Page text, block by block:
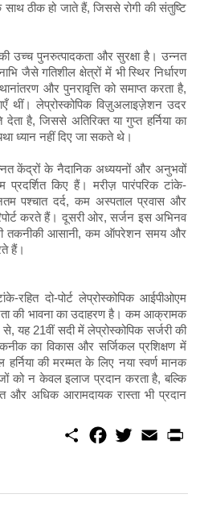
ठीक हो जाते हैं, जिससे रोगी की संतुष्टि
उच्च पुनरुत्पादकता और सुरक्षा है। उन्नत
जैसे गतिशील क्षेत्रों में भी स्थिर निर्धारण
और पुनरावृत्ति को समाप्त करता है,
थीं। लेप्रोस्कोपिक विज़ुअलाइज़ेशन उदर
है, जिससे अतिरिक्त या गुप्त हर्निया का
ध्यान नहीं दिए जा सकते थे।
केंद्रों के नैदानिक ​​अध्ययनों और अनुभवों
किए हैं। मरीज़ पारंपरिक टांके-
पश्चात दर्द, कम अस्पताल प्रवास और
करते हैं। दूसरी ओर, सर्जन इस अभिनव
तकनीकी आसानी, कम ऑपरेशन समय और
हैं।
रहित दो-पोर्ट लेप्रोस्कोपिक आईपीओएम
की भावना का उदाहरण है। कम आक्रामक
यह 21वीं सदी में लेप्रोस्कोपिक सर्जरी की
का विकास और सर्जिकल प्रशिक्षण में
हर्निया की मरम्मत के लिए नया स्वर्ण मानक
को न केवल इलाज प्रदान करता है, बल्कि
और अधिक आरामदायक रास्ता भी प्रदान
S
o
w
e
E
m